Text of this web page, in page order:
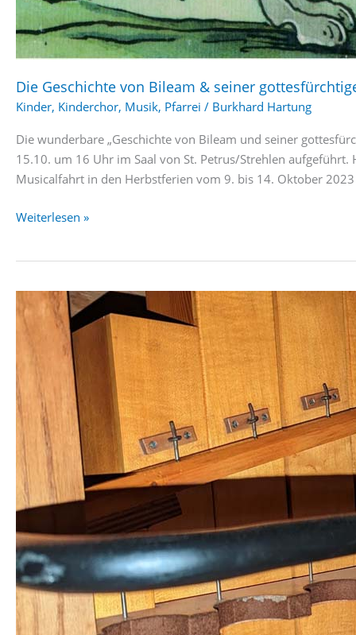
Die Geschichte von Bileam & seiner
Kinder, Kinderchor, Musik, Pfarrei / Burkhard Hartung
Die wunderbare „Geschichte von Bileam und seiner
15.10. um 16 Uhr im Saal von St. Petrus/Strehlen
Musicalfahrt in den Herbstferien vom 9. bis 14. Oktober
Die
&
seiner
gottesfürchtigen
Eselin
Weiterlesen »